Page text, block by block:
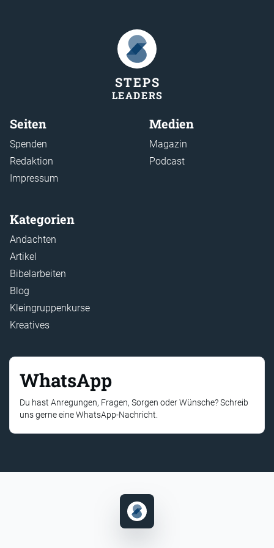
STEPS
LEADERS
Seiten
Spenden
Redaktion
Impressum
Medien
Magazin
Podcast
Kategorien
Andachten
Artikel
Bibelarbeiten
Blog
Kleingruppenkurse
Kreatives
WhatsApp
Du hast Anregungen, Fragen, Sorgen oder Wünsche? Schreib
uns gerne eine WhatsApp-Nachricht.